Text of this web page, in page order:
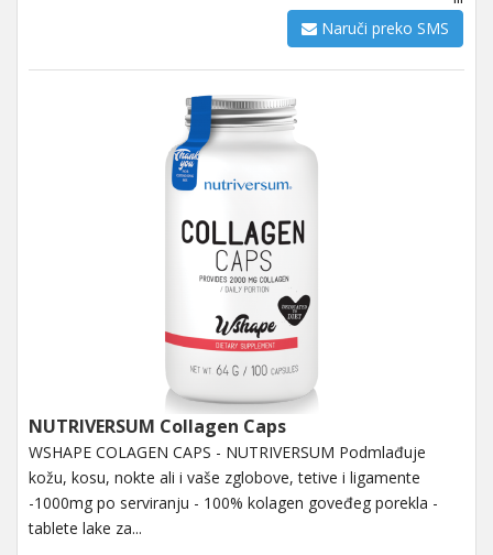
Naruči preko SMS
NUTRIVERSUM Collagen Caps
WSHAPE COLAGEN CAPS - NUTRIVERSUM Podmlađuje
kožu, kosu, nokte ali i vaše zglobove, tetive i ligamente
-1000mg po serviranju - 100% kolagen goveđeg porekla -
tablete lake za...